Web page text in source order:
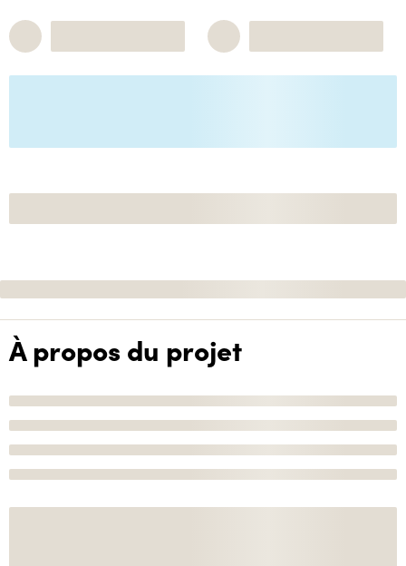
À propos du projet